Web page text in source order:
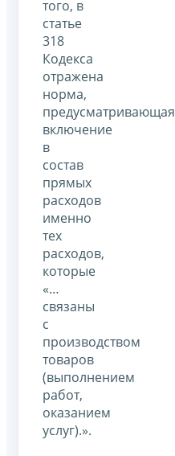
того, в
статье
318
Кодекса
отражена
норма,
предусматривающая
включение
в
состав
прямых
расходов
именно
тех
расходов,
которые
«…
связаны
с
производством
товаров
(выполнением
работ,
оказанием
услуг).».